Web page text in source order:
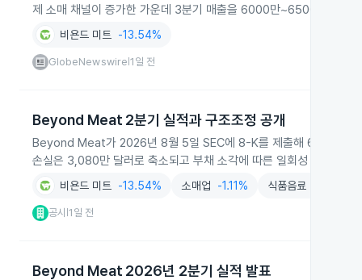
제 소매 채널이 증가한 가운데 3분기 매출을 6000만~6500만 달러
비욘드 미트 -13.54%
GlobeNewswire 1일 전
Beyond Meat 2분기 실적과 구조조정 공개
Beyond Meat가 2026년 8월 5일 SEC에 8-K를 제출해 6월 27일
손실은 3,080만 달러로 축소되고 부채 소각에 따른 일회성 이익으로
비욘드 미트 -13.54% 소매업 -1.11% 식품음료
공시 |1일 전
Beyond Meat 2026년 2분기 실적 발표